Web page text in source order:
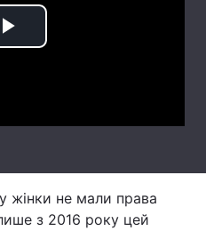
Туризм
Погода
Статті
Думки
Play
жінки не мали права
з 2016 року цей